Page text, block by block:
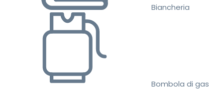
Biancheria
Bombola di gas